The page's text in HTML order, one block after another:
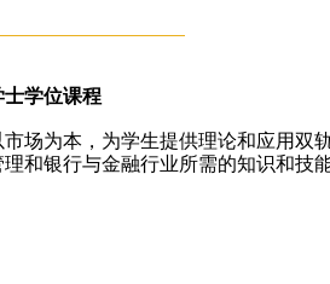
学位课程
场为本，为学生提供理论和应用双
和银行与金融行业所需的知识和技能